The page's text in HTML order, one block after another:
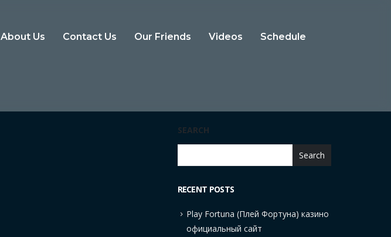
About Us Contact Us Our Friends Videos Schedule
SEARCH
Search
RECENT POSTS
Play Fortuna (Плей Фортуна) казино
официальный сайт